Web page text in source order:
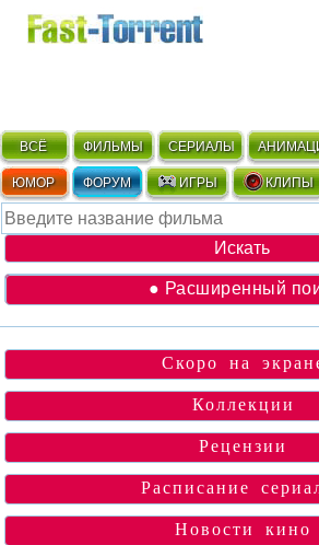
ВСЁ ФИЛЬМЫ СЕРИАЛЫ
ЮМОР ФОРУМ ИГРЫ КЛИПЫ
● Расширенный
Скоро на
Коллекции
Рецензии
Расписание
Новости кино